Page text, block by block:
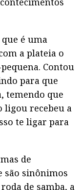
é uma
a plateia o
Contou
para que
temendo que
ligou recebeu a
te ligar para
de
são sinônimos
de samba, a